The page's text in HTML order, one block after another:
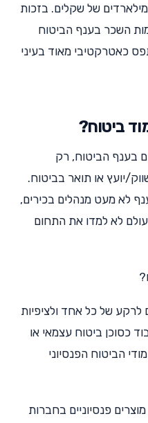
של שקלים. בזכות
השכר בענף הביטוח
כאטרקטיבי מאוד בעיני
העובדים בענף הביטוח, רק
יועץ או תואר בביטוח.
לא מעט מנהלים בכירים,
לא למדו את התחום
של כל אחד ולציפיות
כסוכן ביטוח עצמאי או
הביטוח הפנסיוני
פנסיוניים בחברות